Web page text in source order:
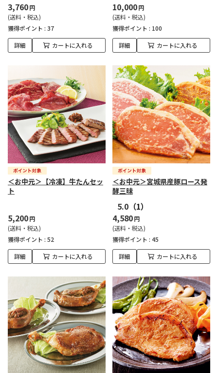
3,760円
(送料・税込)
獲得ポイント : 37
詳細 カートに入れる
10,000円
(送料・税込)
獲得ポイント : 100
詳細 カートに入れる
＜お中元＞【冷凍】牛たんセッ
ト
5,200円
(送料・税込)
獲得ポイント : 52
詳細 カートに入れる
＜お中元＞宮城県産豚ロース発
酵三昧
5.0 （1）
4,580円
(送料・税込)
獲得ポイント : 45
詳細 カートに入れる